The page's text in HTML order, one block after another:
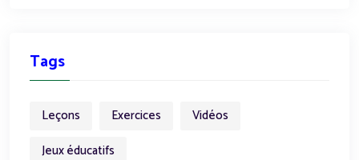
Tags
Leçons Exercices
Vidéos
Jeux éducatifs